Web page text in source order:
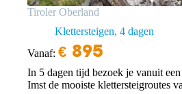
Tiroler Oberland
Klettersteigen 4 dagen
Vanaf: € 895
In 5 dagen tijd bezoek je vanuit
Imst de mooiste klettersteigroutes